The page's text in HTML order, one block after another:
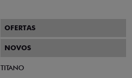
OFERTAS
NOVOS
TITANO